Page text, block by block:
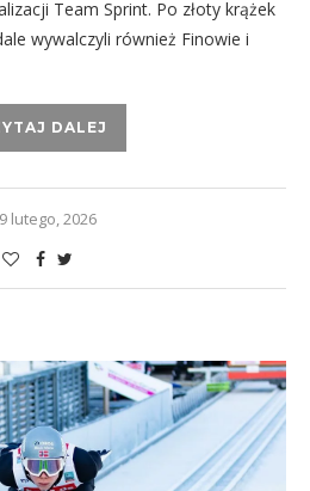
Team Sprint. Po złoty krążek
wywalczyli również Finowie i
DALEJ
lutego, 2026